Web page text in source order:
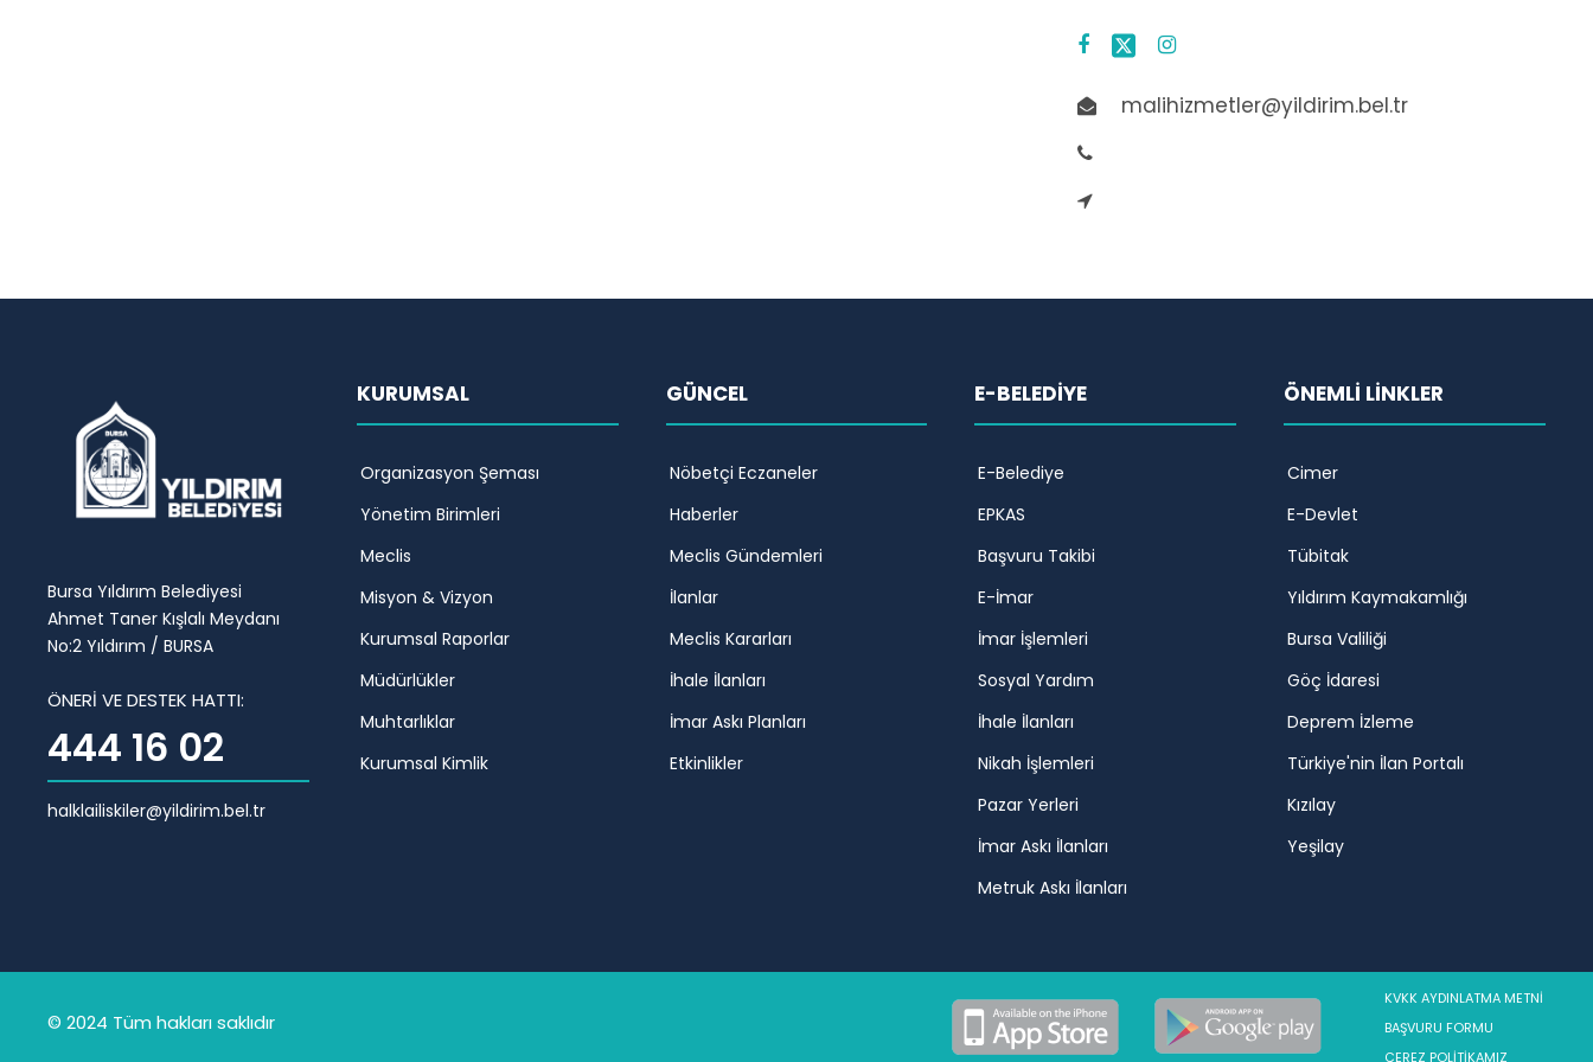
malihizmetler@yildirim.bel.tr
Bursa Yıldırım Belediyesi
Ahmet Taner Kışlalı Meydanı
No:2 Yıldırım / BURSA
ÖNERİ VE DESTEK HATTI:
444 16 02
halklailiskiler@yildirim.bel.tr
KURUMSAL
Organizasyon Şeması
Yönetim Birimleri
Meclis
Misyon & Vizyon
Kurumsal Raporlar
Müdürlükler
Muhtarlıklar
Kurumsal Kimlik
GÜNCEL
Nöbetçi Eczaneler
Haberler
Meclis Gündemleri
İlanlar
Meclis Kararları
İhale İlanları
İmar Askı Planları
Etkinlikler
E-BELEDİYE
E-Belediye
EPKAS
Başvuru Takibi
E-İmar
İmar İşlemleri
Sosyal Yardım
İhale İlanları
Nikah İşlemleri
Pazar Yerleri
İmar Askı İlanları
Metruk Askı İlanları
ÖNEMLİ LİNKLER
Cimer
E-Devlet
Tübitak
Yıldırım Kaymakamlığı
Bursa Valiliği
Göç İdaresi
Deprem İzleme
Türkiye'nin İlan Portalı
Kızılay
Yeşilay
© 2024 Tüm hakları saklıdır
KVKK AYDINLATMA METNİ
BAŞVURU FORMU
ÇEREZ POLİTİKAMIZ